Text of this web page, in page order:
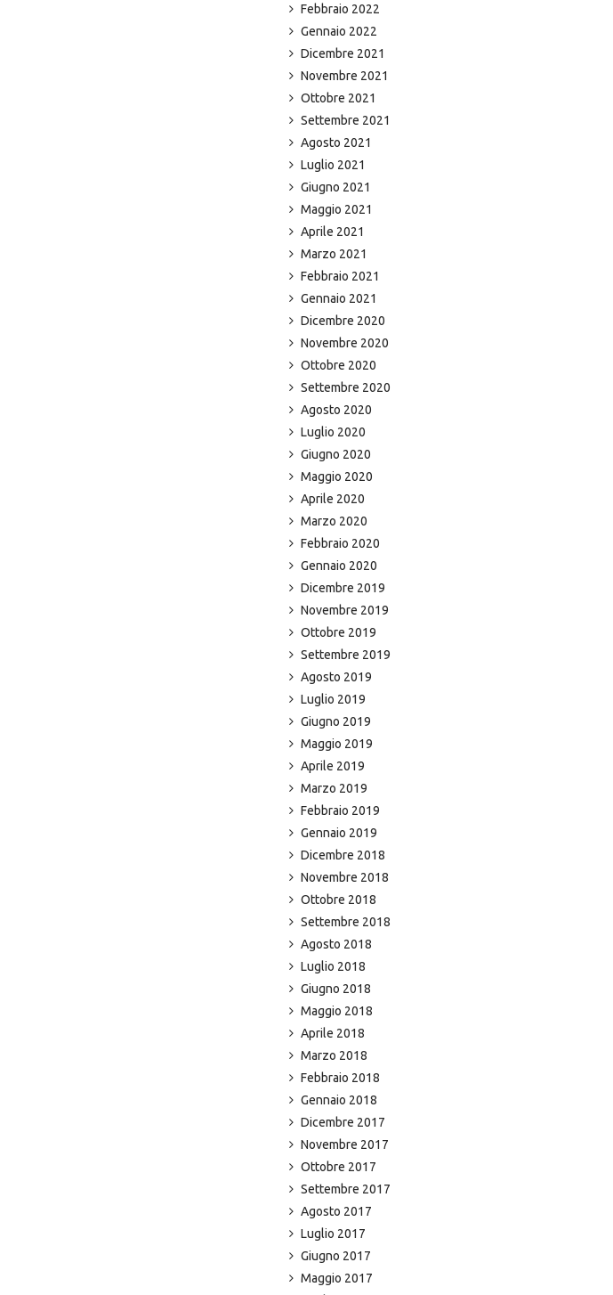
Febbraio 2022
Gennaio 2022
Dicembre 2021
Novembre 2021
Ottobre 2021
Settembre 2021
Agosto 2021
Luglio 2021
Giugno 2021
Maggio 2021
Aprile 2021
Marzo 2021
Febbraio 2021
Gennaio 2021
Dicembre 2020
Novembre 2020
Ottobre 2020
Settembre 2020
Agosto 2020
Luglio 2020
Giugno 2020
Maggio 2020
Aprile 2020
Marzo 2020
Febbraio 2020
Gennaio 2020
Dicembre 2019
Novembre 2019
Ottobre 2019
Settembre 2019
Agosto 2019
Luglio 2019
Giugno 2019
Maggio 2019
Aprile 2019
Marzo 2019
Febbraio 2019
Gennaio 2019
Dicembre 2018
Novembre 2018
Ottobre 2018
Settembre 2018
Agosto 2018
Luglio 2018
Giugno 2018
Maggio 2018
Aprile 2018
Marzo 2018
Febbraio 2018
Gennaio 2018
Dicembre 2017
Novembre 2017
Ottobre 2017
Settembre 2017
Agosto 2017
Luglio 2017
Giugno 2017
Maggio 2017